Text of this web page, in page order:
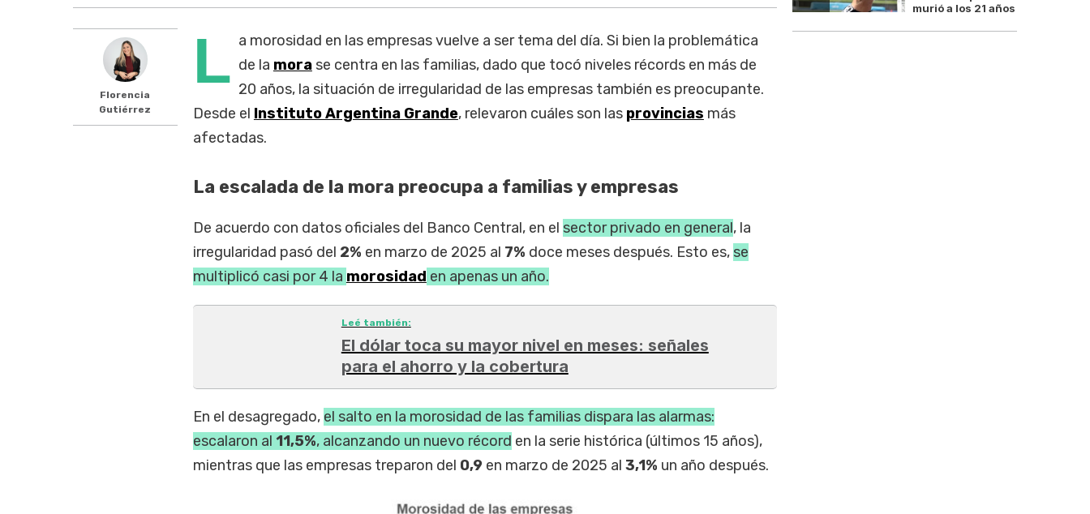
Florencia
Gutiérrez
L a morosidad en las empresas vuelve a ser tema del día. Si bien la problemática
de la morase centra en las familias, dado que tocó niveles récords en más de
20 años, la situación de irregularidad de las empresas también es preocupante.
Desde el Instituto Argentina Grande, relevaron cuáles son las provincias más
afectadas.
La escalada de la mora preocupa a familias y empresas
De acuerdo con datos oficiales del Banco Central, en el sector privado en general, la
irregularidad pasó del 2% en marzo de 2025 al 7% doce meses después. Esto es, se
multiplicó casi por 4 la morosidad en apenas un año.
Leé también:
El dólar toca su mayor nivel en meses: señales
para el ahorro y la cobertura
En el desagregado, el salto en la morosidad de las familias dispara las alarmas:
escalaron al 11,5%, alcanzando un nuevo récord en la serie histórica (últimos 15 años),
mientras que las empresas treparon del 0,9en marzo de 2025 al 3,1% un año después.
murió a los 21 años